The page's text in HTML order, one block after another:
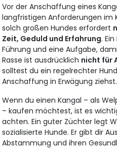
Vor der Anschaffung eines
langfristigen Anforderungen im
solch großen Hundes erfordert
Zeit, Geduld und Erfahrung.
Führung und eine Aufgabe,
Rasse ist ausdrücklich nicht für
solltest du ein regelrechter
Anschaffung in Erwägung ziehst.
Wenn du einen Kangal – als
– kaufen möchtest, ist es
achten. Ein guter Züchter legt
sozialisierte Hunde. Er gibt dir
Abstammung und ihren